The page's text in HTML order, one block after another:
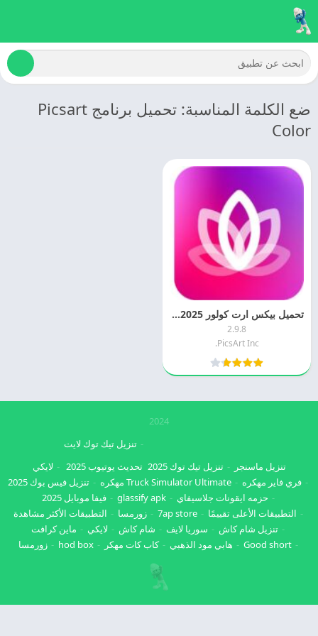
ضع الكلمة المناسبة: تحميل برنامج Picsart
Color
تحميل بيكس ارت كولور 2025 Picsart Color مهكر اخر اصدار
2.9.8
PicsArt Inc.
2024
تنزيل ماسنجر تنزيل تيك توك 2025
تنزيل تيك توك لايت
تحديث يوتيوب 2025
لايكي
فري فاير مهكره
Truck Simulator Ultimate مهكره
تنزيل فيس بوك 2025
حزمه ايقونات جلاسيفاي
glassify apk
فيفا موبايل 2025
التطبيقات الأعلى تقييمًا
7ap store زورمسا
التطبيقات الأكثر مشاهدة
تنزيل شام كاش
سوريا لايف شام كاش لايكي
ماين كرافت
Good short
هابي مود الذهبي كاب كات مهكر hod box زورمسا